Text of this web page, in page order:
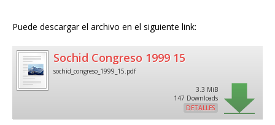
Puede descargar el archivo en el siguiente link:
Sochid Congreso 1999 15
sochid_congreso_1999_15.pdf
3.3 MiB
147 Downloads
DETALLES